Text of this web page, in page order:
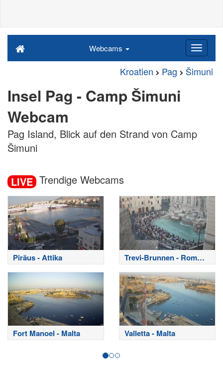
Webcams
Kroatien Pag Šimuni
Insel Pag - Camp Šimuni
Webcam
Pag Island, Blick auf den Strand von Camp
Šimuni
LIVE Trendige Webcams
Piräus - Attika
Trevi-Brunnen - Rom
Webcam
Fort Manoel - Malta Valletta - Malta